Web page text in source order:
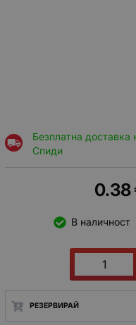
Безплатна доставка
Спиди
0.38
В наличност
РЕЗЕРВИРАЙ